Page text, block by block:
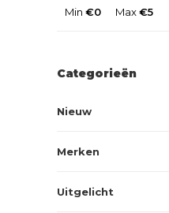
Min €0 Max€5
Categorieën
Nieuw
Merken
Uitgelicht